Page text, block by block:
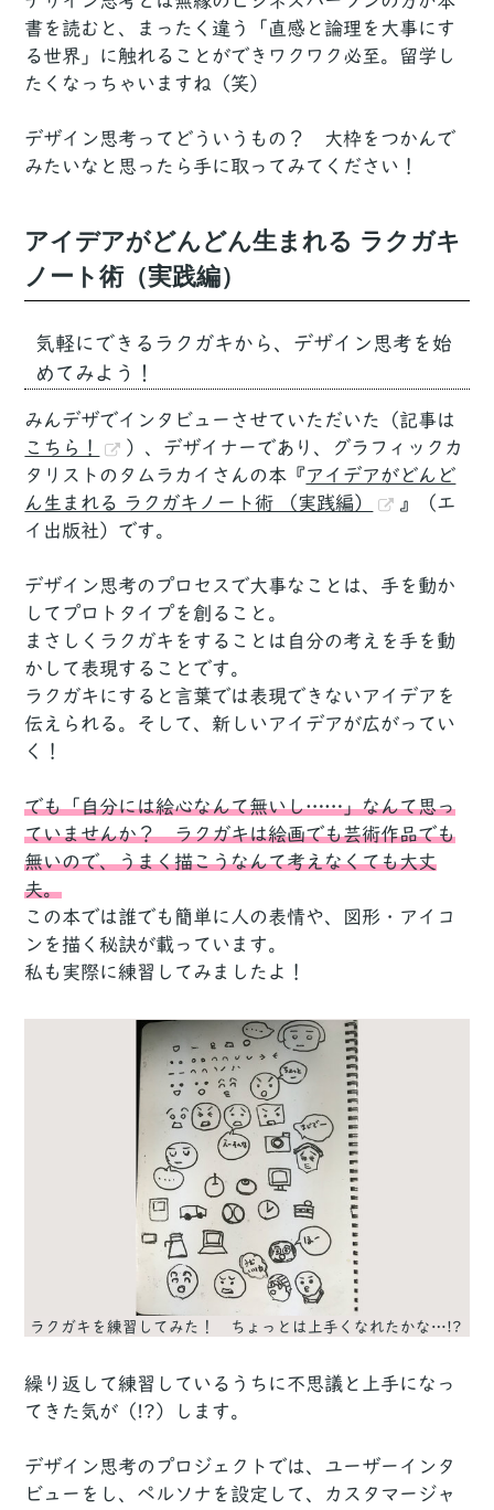
書を読むと、まったく違う「直感と論理を大事にす
る世界」に触れることができワクワク必至。留学し
たくなっちゃいますね（笑）
デザイン思考ってどういうもの？ 大枠をつかんで
みたいなと思ったら手に取ってみてください！
アイデアがどんどん生まれる ラクガキ
ノート術（実践編）
気軽にできるラクガキから、デザイン思考を始
めてみよう！
みんデザでインタビューさせていただいた（記事は
こちら！
）、デザイナーであり、グラフィックカ
タリストのタムラカイさんの本『アイデアがどんど
ん生まれる ラクガキノート術 （実践編）
』（エ
イ出版社）です。
デザイン思考のプロセスで大事なことは、手を動か
してプロトタイプを創ること。
まさしくラクガキをすることは自分の考えを手を動
かして表現することです。
ラクガキにすると言葉では表現できないアイデアを
伝えられる。そして、新しいアイデアが広がってい
く！
でも「自分には絵心なんて無いし……」なんて思っ
ていませんか？ ラクガキは絵画でも芸術作品でも
無いので、うまく描こうなんて考えなくても大丈
夫。
この本では誰でも簡単に人の表情や、図形・アイコ
ンを描く秘訣が載っています。
私も実際に練習してみましたよ！
ラクガキを練習してみた！ ちょっとは上手くなれたかな…!?
繰り返して練習しているうちに不思議と上手になっ
てきた気が（!?）します。
デザイン思考のプロジェクトでは、ユーザーインタ
ビューをし、ペルソナを設定して、カスタマージャ